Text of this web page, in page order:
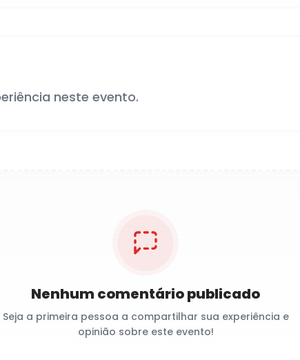
neste evento.
Nenhum comentário publicado
Seja a primeira pessoa a compartilhar sua experiência e
opinião sobre este evento!